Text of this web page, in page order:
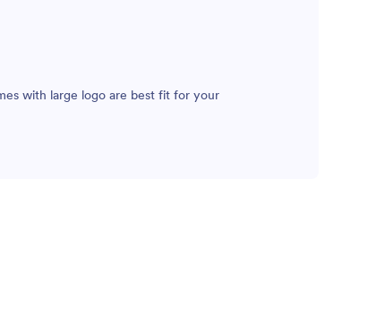
with large logo are best fit for your